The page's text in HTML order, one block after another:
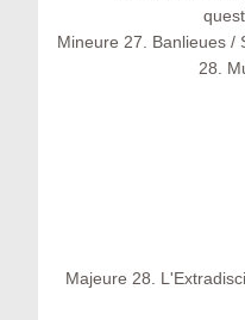
Mineure 27. Banlieues /
28.
Majeure 28.